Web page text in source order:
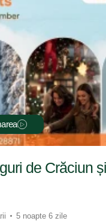
de Crăciun
5 noapte 6 zile